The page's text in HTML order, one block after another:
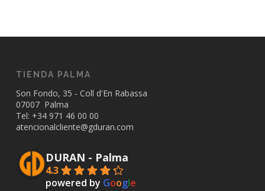
TIENDA PALMA
Son Fondo, 35 - Coll d'En Rabassa
07007 Palma
Tel: +34 971 46 00 00
atencionalcliente@gduran.com
DURAN - Palma
4.3
powered by Google